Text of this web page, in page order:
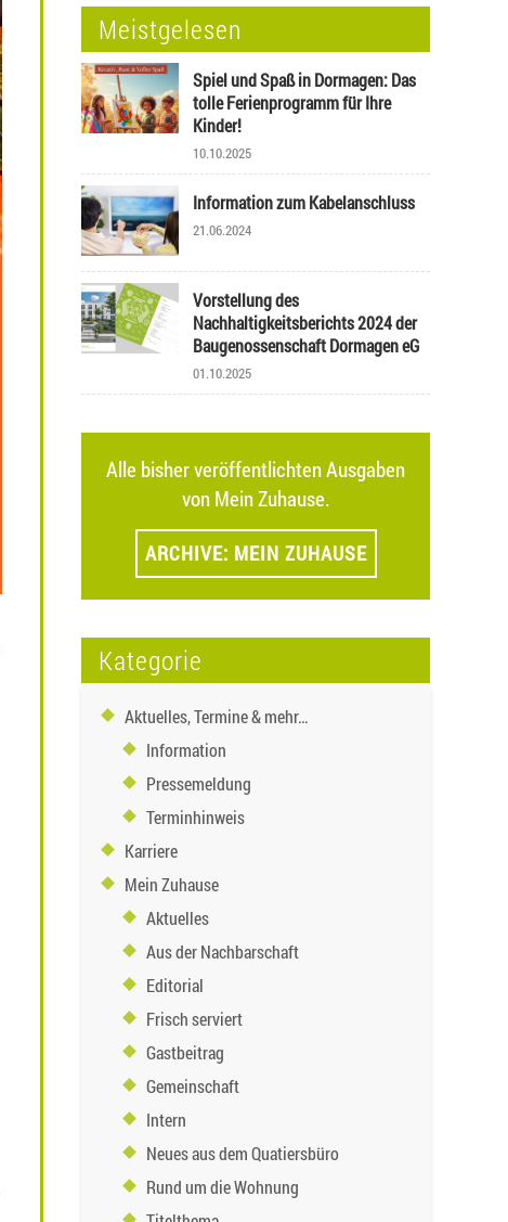
Meistgelesen
Spiel und Spaß in Dormagen: Das
tolle Ferienprogramm für Ihre
Kinder!
10.10.2025
Information zum Kabelanschluss
21.06.2024
Vorstellung des
Nachhaltigkeitsberichts 2024 der
Baugenossenschaft Dormagen eG
01.10.2025
Alle bisher veröffentlichten Ausgaben
von Mein Zuhause.
ARCHIVE: MEIN ZUHAUSE
Kategorie
Aktuelles, Termine & mehr…
Information
Pressemeldung
Terminhinweis
Karriere
Mein Zuhause
Aktuelles
Aus der Nachbarschaft
Editorial
Frisch serviert
Gastbeitrag
Gemeinschaft
Intern
Neues aus dem Quatiersbüro
Rund um die Wohnung